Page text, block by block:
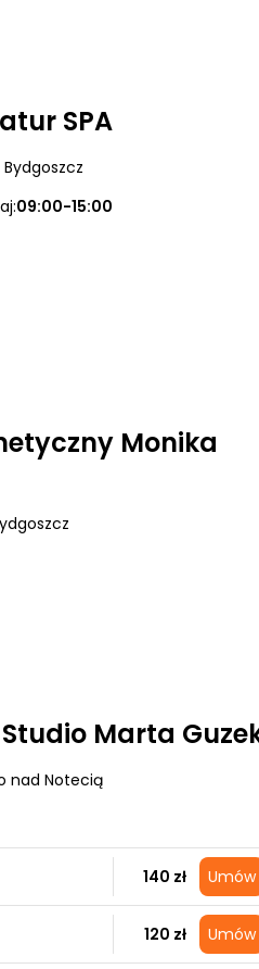
SPA
Bydgoszcz
09:00-15:00
Monika
Marta
nad Notecią
140 zł Umów
120 zł Umów